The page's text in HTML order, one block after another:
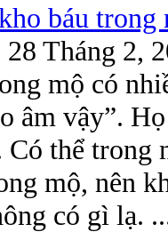
báu
Tháng 2,
mộ có
âm vậy”.
Có thể trong
mộ, nên
có gì lạ.